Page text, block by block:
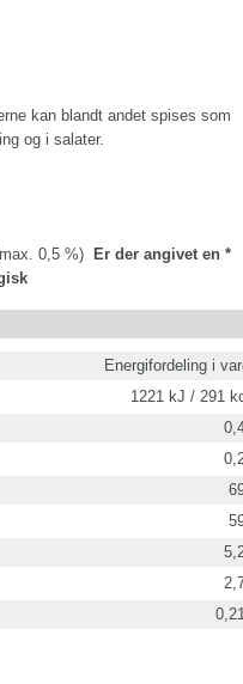
kan blandt andet spises som
og i salater.
0,5 %)
Er der angivet en *
Energifordeling i
1221 kJ / 291